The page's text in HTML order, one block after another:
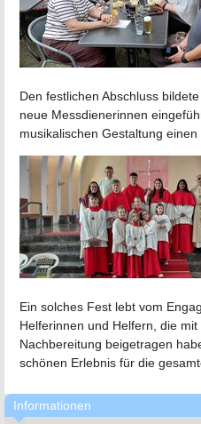
Den festlichen Abschluss
neue Messdienerinnen
musikalischen Gestaltung
Ein solches Fest lebt vom
Helferinnen und Helfern, die
Nachbereitung beigetragen
schönen Erlebnis für die
Informationen